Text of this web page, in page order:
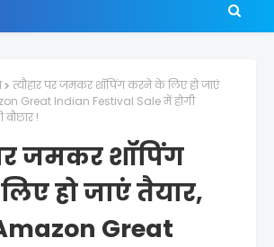
त्यौहार पर जमकर शॉपिंग करने के लिए हो जाएं
Great Indian Festival Sale में होगी
!
जमकर शॉपिंग
हो जाएं तैयार,
Great